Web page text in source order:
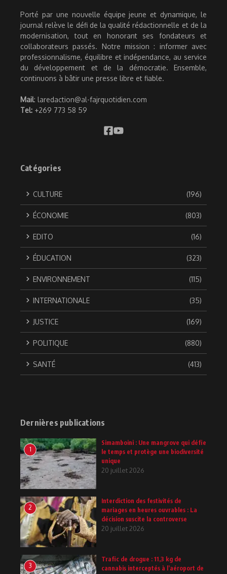
Porté par une nouvelle équipe jeune et dynamique, le
journal relève le défi de la qualité rédactionnelle et de la
modernisation, tout en honorant ses fondateurs et
collaborateurs passés. Notre mission : informer avec
professionnalisme, équilibre et indépendance, au service
du développement et de la démocratie. Ensemble,
continuons à bâtir une presse libre et fiable.
Mail: laredaction@al-fajrquotidien.com
Tel: +269 773 58 59
Catégories
CULTURE (196)
ÉCONOMIE (803)
EDITO (16)
ÉDUCATION (323)
ENVIRONNEMENT (115)
INTERNATIONALE (35)
JUSTICE (169)
POLITIQUE (880)
SANTÉ (413)
Dernières publications
1
Simamboini : Une mangrove qui défie
le temps et protège une biodiversité
unique
20 juillet 2026
2
Interdiction des festivités de
mariages en heures ouvrables : La
décision suscite la controverse
20 juillet 2026
3
Trafic de drogue : 11,3 kg de
cannabis interceptés à l’aéroport de